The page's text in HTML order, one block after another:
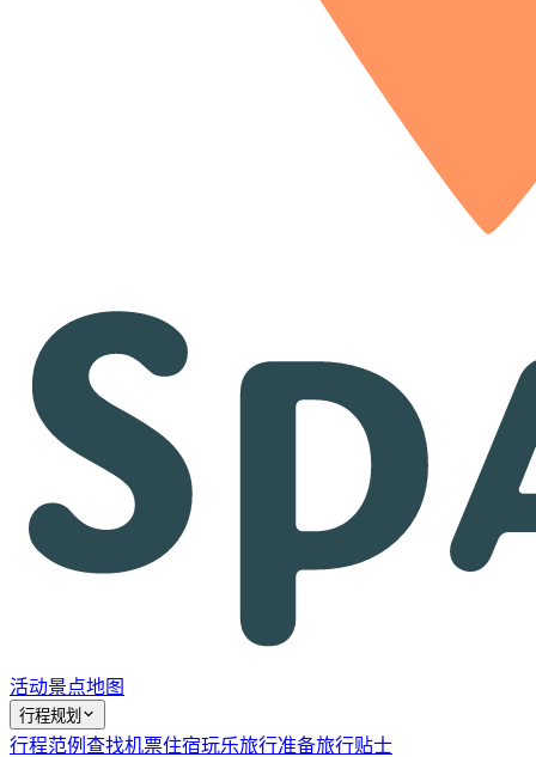
活动景点地图
行程规划
行程范例 查找机票住宿玩乐旅行准备旅行贴士